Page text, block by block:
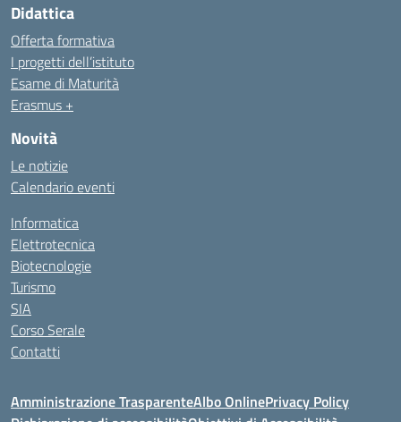
Didattica
Offerta formativa
I progetti dell’istituto
Esame di Maturità
Erasmus +
Novità
Le notizie
Calendario eventi
Informatica
Elettrotecnica
Biotecnologie
Turismo
SIA
Corso Serale
Contatti
Amministrazione TrasparenteAlbo OnlinePrivacy Policy